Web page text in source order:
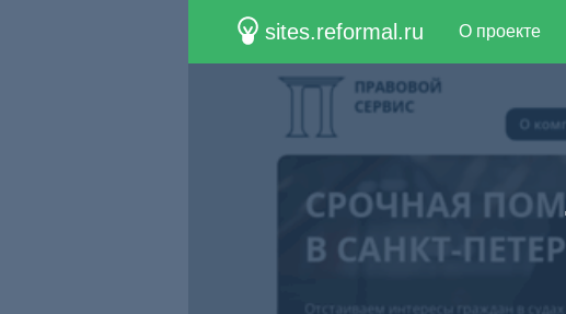
sites.reformal.ru О проекте